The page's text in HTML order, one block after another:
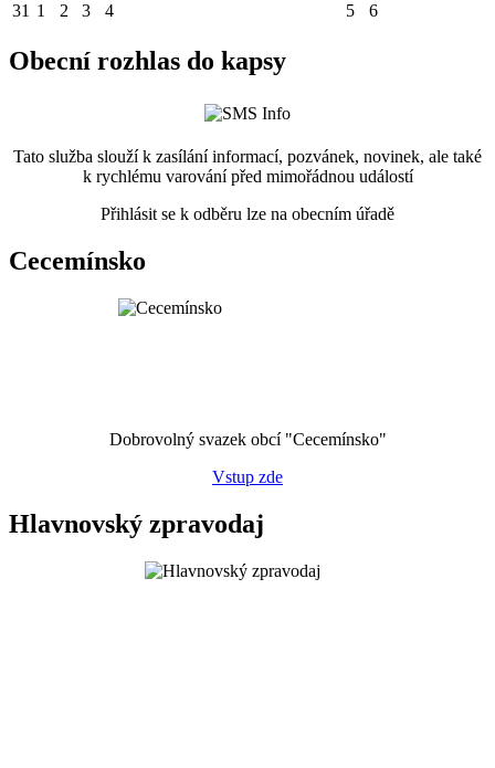
31 1 2 3 4 5 6
Obecní rozhlas do kapsy
Tato služba slouží k zasílání informací, pozvánek, novinek, ale také
k rychlému varování před mimořádnou událostí
Přihlásit se k odběru lze na obecním úřadě
Cecemínsko
Dobrovolný svazek obcí "Cecemínsko"
Vstup zde
Hlavnovský zpravodaj